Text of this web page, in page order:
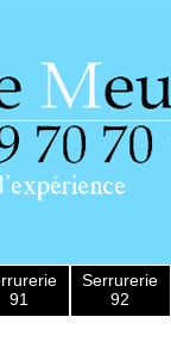
91
Serrurerie
92